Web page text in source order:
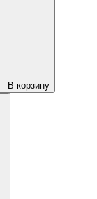
В корзину